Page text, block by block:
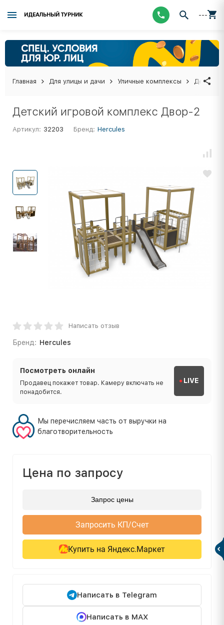
ИДЕАЛЬНЫЙ ТУРНИК ---
Главная Для улицы и дачи Уличные комплексы Детские
Детский игровой комплекс Двор-2
Артикул: 32203 Бренд: Hercules
Написать отзыв
Бренд: Hercules
Посмотреть онлайн
Продавец покажет товар. Камеру включать не
понадобится.
LIVE
Мы перечисляем часть от выручки на
благотворительность
Цена по запросу
Запрос цены
Запросить КП/Счет
Купить на Яндекс.Маркет
Написать в Telegram
Написать в MAX